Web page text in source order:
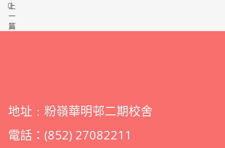
上
一
篇
地址﹕粉嶺華明邨二期校舍
電話：(852) 27082211